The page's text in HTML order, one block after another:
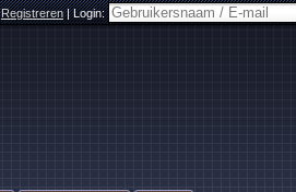
Registreren|Login: